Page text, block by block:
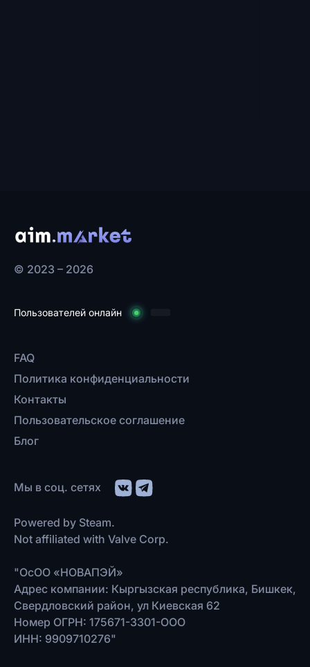
© 2023 – 2026
Пользователей онлайн
FAQ
Политика конфиденциальности
Контакты
Пользовательское соглашение
Блог
Мы в соц. сетях
Powered by Steam.
Not affiliated with Valve Corp.
"ОсОО «НОВАПЭЙ»
Адрес компании: Кыргызская республика, Бишкек,
Свердловский район, ул Киевская 62
Номер ОГРН: 175671-3301-ООО
ИНН: 9909710276"